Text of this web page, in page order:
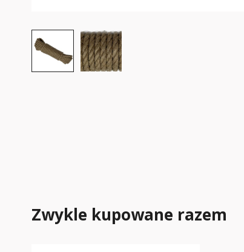
Zwykle kupowane razem